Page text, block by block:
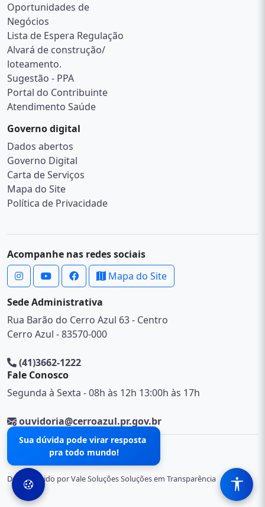
Oportunidades de
Negócios
Lista de Espera Regulação
Alvará de construção/
loteamento.
Sugestão - PPA
Portal do Contribuinte
Atendimento Saúde
Governo digital
Dados abertos
Governo Digital
Carta de Serviços
Mapa do Site
Política de Privacidade
Acompanhe nas redes sociais
Mapa do Site
Sede Administrativa
Rua Barão do Cerro Azul 63 - Centro
Cerro Azul - 83570-000
(41)3662-1222
Fale Conosco
Segunda à Sexta - 08h às 12h 13:00h às 17h
ouvidoria@cerroazul.pr.gov.br
Desenvolvido por Vale Soluções Soluções em Transparência
Sua dúvida pode virar resposta
pra todo mundo!